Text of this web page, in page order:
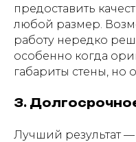
предоставить
любой размер.
работу нередко
особенно когда
габариты стены, но
3.
Лучший результат